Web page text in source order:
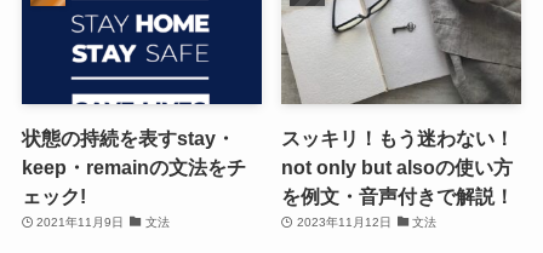
状態の持続を表すstay・
keep・remainの文法をチ
ェック!
2021年11月9日 文法
スッキリ！もう迷わない！
not only but alsoの使い方
を例文・音声付きで解説！
2023年11月12日 文法